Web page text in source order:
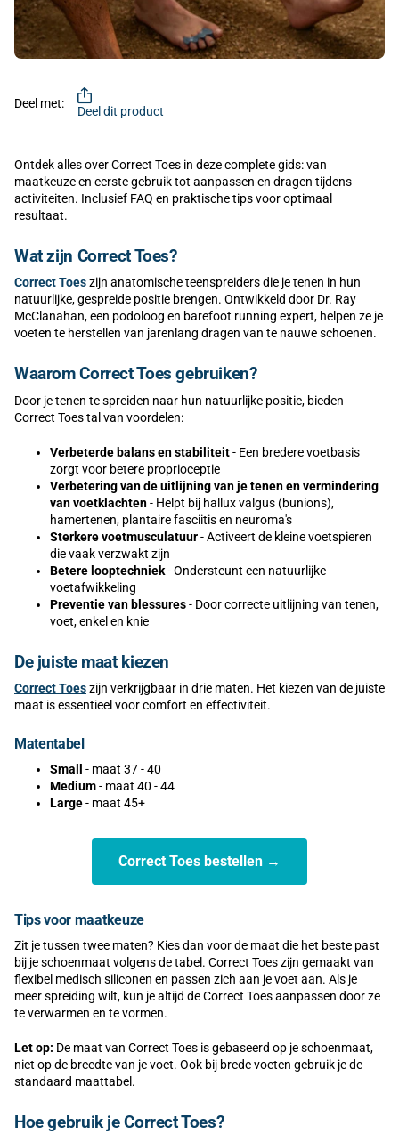
Deel met:
Deel dit product
Ontdek alles over Correct Toes in deze complete gids: van
maatkeuze en eerste gebruik tot aanpassen en dragen tijdens
activiteiten. Inclusief FAQ en praktische tips voor optimaal
resultaat.
Wat zijn Correct Toes?
Correct Toeszijn anatomische teenspreiders die je tenen in hun
natuurlijke, gespreide positie brengen. Ontwikkeld door Dr. Ray
McClanahan, een podoloog en barefoot running expert, helpen ze je
voeten te herstellen van jarenlang dragen van te nauwe schoenen.
Waarom Correct Toes gebruiken?
Door je tenen te spreiden naar hun natuurlijke positie, bieden
Correct Toes tal van voordelen:
Verbeterde balans en stabiliteit- Een bredere voetbasis
zorgt voor betere proprioceptie
Verbetering van de uitlijning van je tenen en vermindering
van voetklachten- Helpt bij hallux valgus (bunions),
hamertenen, plantaire fasciitis en neuroma's
Sterkere voetmusculatuur- Activeert de kleine voetspieren
die vaak verzwakt zijn
Betere looptechniek- Ondersteunt een natuurlijke
voetafwikkeling
Preventie van blessures- Door correcte uitlijning van tenen,
voet, enkel en knie
De juiste maat kiezen
Correct Toeszijn verkrijgbaar in drie maten. Het kiezen van de juiste
maat is essentieel voor comfort en effectiviteit.
Matentabel
Small
- maat 37 - 40
Medium- maat 40 - 44
Large- maat 45+
Correct Toes bestellen →
Tips voor maatkeuze
Zit je tussen twee maten? Kies dan voor de maat die het beste past
bij je schoenmaat volgens de tabel. Correct Toes zijn gemaakt van
flexibel medisch siliconen en passen zich aan je voet aan. Als je
meer spreiding wilt, kun je altijd de Correct Toes aanpassen door ze
te verwarmen en te vormen.
Let op: De maat van Correct Toes is gebaseerd op je schoenmaat,
niet op de breedte van je voet. Ook bij brede voeten gebruik je de
standaard maattabel.
Hoe gebruik je Correct Toes?